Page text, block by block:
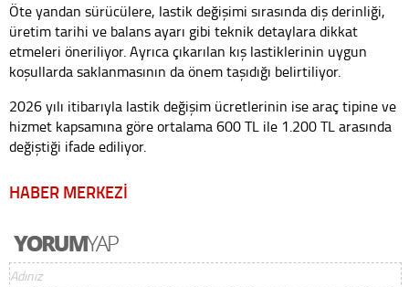
Öte yandan sürücülere, lastik değişimi sırasında diş derinliği,
üretim tarihi ve balans ayarı gibi teknik detaylara dikkat
etmeleri öneriliyor. Ayrıca çıkarılan kış lastiklerinin uygun
koşullarda saklanmasının da önem taşıdığı belirtiliyor.
2026 yılı itibarıyla lastik değişim ücretlerinin ise araç tipine ve
hizmet kapsamına göre ortalama 600 TL ile 1.200 TL arasında
değiştiği ifade ediliyor.
HABER MERKEZİ